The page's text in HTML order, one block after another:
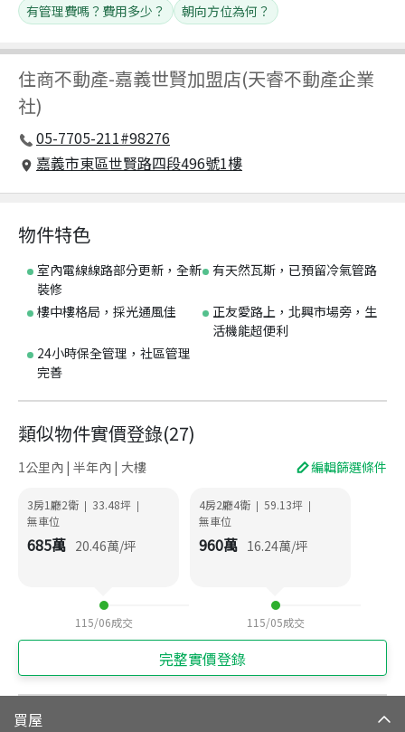
住商不動產-嘉義世賢加盟店(天睿不動產企業
社)
05-7705-211#98276
嘉義市東區世賢路四段496號1樓
有管理費嗎？費用多少？
朝向方位為何？
物件特色
室內電線線路部分更新，全新
裝修
有天然瓦斯，已預留冷氣管路
樓中樓格局，採光通風佳
正友愛路上，北興市場旁，生
活機能超便利
24小時保全管理，社區管理
完善
類似物件實價登錄(27)
1公里內 | 半年內 | 大樓 編輯篩選條件
3房1廳2衛 | 33.48坪 |
無車位
685萬 20.46萬/坪
115/06成交
4房2廳4衛 | 59.13坪 |
無車位
960萬 16.24萬/坪
115/05成交
完整實價登錄
買屋